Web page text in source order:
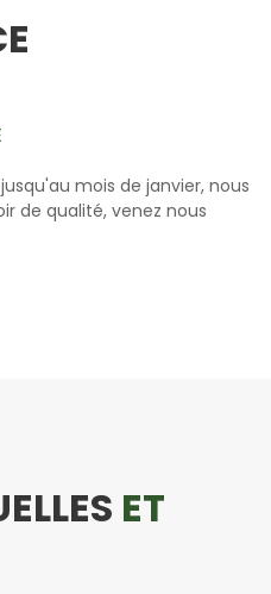
mois de janvier, nous
de qualité, venez nous
ET